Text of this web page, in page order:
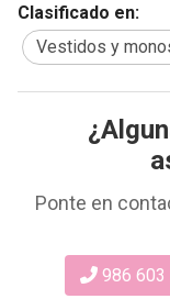
Clasificado en:
Vestidos y
Ponte en
986 603